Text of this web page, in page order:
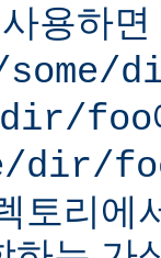
용하
dir/foo
dir/
토리에